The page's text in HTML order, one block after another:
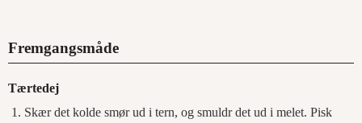
Fremgangsmåde
Tærtedej
Skær det kolde smør ud i tern, og smuldr det ud i melet. Pisk